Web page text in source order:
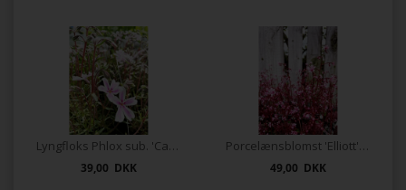
Lyngfloks Phlox sub. 'Candy Stripes'
39,00 DKK
Porcelænsblomst 'Elliott's Variety
49,00 DKK